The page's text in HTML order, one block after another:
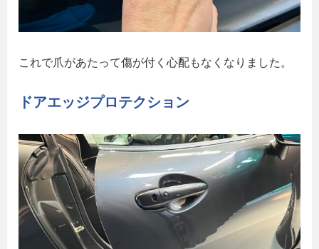
これで爪があたって傷が付く心配もなくなりました。
ドアエッジプロテクション